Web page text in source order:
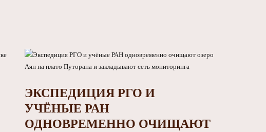
ЭКСПЕДИЦИЯ РГО И
УЧЁНЫЕ РАН
ОДНОВРЕМЕННО ОЧИЩАЮТ